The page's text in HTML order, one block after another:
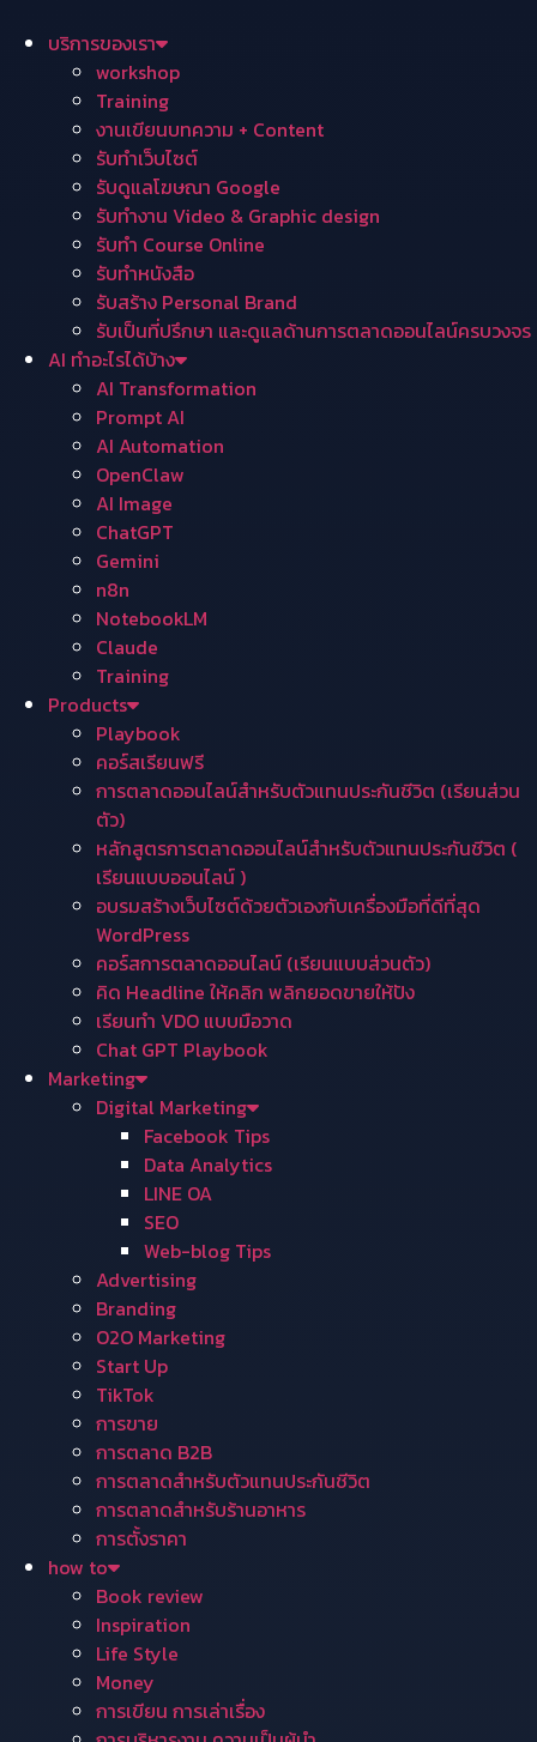
บริการของเรา
workshop
Training
งานเขียนบทความ + Content
รับทำเว็บไซต์
รับดูแลโฆษณา Google
รับทำงาน Video & Graphic design
รับทำ Course Online
รับทำหนังสือ
รับสร้าง Personal Brand
รับเป็นที่ปรึกษา และดูแลด้านการตลาดออนไลน์ครบวงจร
AI ทำอะไรได้บ้าง
AI Transformation
Prompt AI
AI Automation
OpenClaw
AI Image
ChatGPT
Gemini
n8n
NotebookLM
Claude
Training
Products
Playbook
คอร์สเรียนฟรี
การตลาดออนไลน์สำหรับตัวแทนประกันชีวิต (เรียนส่วน
ตัว)
หลักสูตรการตลาดออนไลน์สำหรับตัวแทนประกันชีวิต (
เรียนแบบออนไลน์ )
อบรมสร้างเว็บไซต์ด้วยตัวเองกับเครื่องมือที่ดีที่สุด
WordPress
คอร์สการตลาดออนไลน์ (เรียนแบบส่วนตัว)
คิด Headline ให้คลิก พลิกยอดขายให้ปัง
เรียนทำ VDO แบบมือวาด
Chat GPT Playbook
Marketing
Digital Marketing
Facebook Tips
Data Analytics
LINE OA
SEO
Web-blog Tips
Advertising
Branding
O2O Marketing
Start Up
TikTok
การขาย
การตลาด B2B
การตลาดสำหรับตัวแทนประกันชีวิต
การตลาดสำหรับร้านอาหาร
การตั้งราคา
how to
Book review
Inspiration
Life Style
Money
การเขียน การเล่าเรื่อง